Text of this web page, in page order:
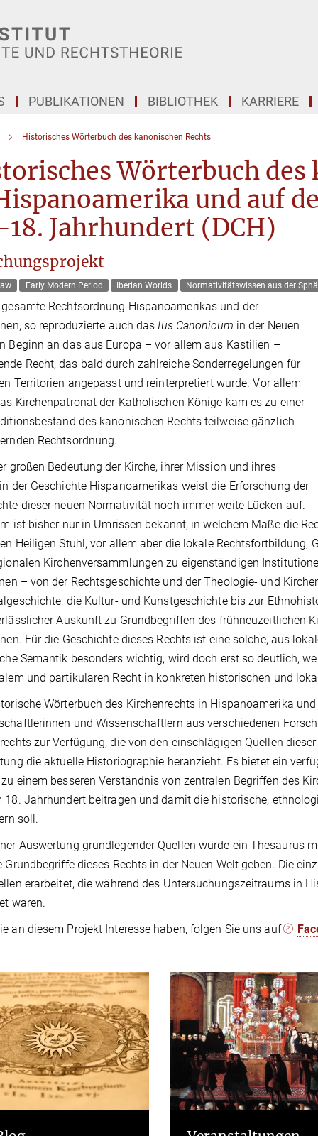
PUBLIKATIONEN BIBLIOTHEK KARRIERE
Historisches Wörterbuch des kanonischen Rechts
Wörterbuch des
und auf
18. Jahrhundert (DCH)
Early Modern Period Iberian Worlds Normativitätswissen aus der
Rechtsordnung Hispanoamerikas und der
so reproduzierte auch dasIus Canonicum in der Neuen
Beginn an das aus Europa – vor allem aus Kastilien –
Recht, das bald durch zahlreiche Sonderregelungen für
Territorien angepasst und reinterpretiert wurde. Vor allem
Kirchenpatronat der Katholischen Könige kam es zu einer
des kanonischen Rechts teilweise gänzlich
Rechtsordnung.
großen Bedeutung der Kirche, ihrer Mission und ihres
der Geschichte Hispanoamerikas weist die Erforschung der
dieser neuen Normativität noch immer weite Lücken auf.
ist bisher nur in Umrissen bekannt, in welchem Maße die
Heiligen Stuhl, vor allem aber die lokale Rechtsfortbildung,
Kirchenversammlungen zu eigenständigen
– von der Rechtsgeschichte und der Theologie- und
die Kultur- und Kunstgeschichte bis zur
Auskunft zu Grundbegriffen des frühneuzeitlichen
Für die Geschichte dieses Rechts ist eine solche, aus
Semantik besonders wichtig, wird doch erst so deutlich,
und partikularen Recht in konkreten historischen und
Wörterbuch des Kirchenrechts in Hispanoamerika
und Wissenschaftlern aus verschiedenen
zur Verfügung, die von den einschlägigen Quellen
die aktuelle Historiographie heranzieht. Es bietet ein
einem besseren Verständnis von zentralen Begriffen des
18. Jahrhundert beitragen und damit die historische,
soll.
Auswertung grundlegender Quellen wurde ein Thesaurus
Grundbegriffe dieses Rechts in der Neuen Welt geben. Die
erarbeitet, die während des Untersuchungszeitraums in
waren.
an diesem Projekt Interesse haben, folgen Sie uns auf